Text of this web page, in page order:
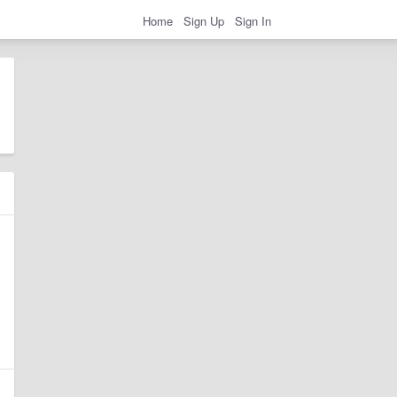
Home Sign Up Sign In